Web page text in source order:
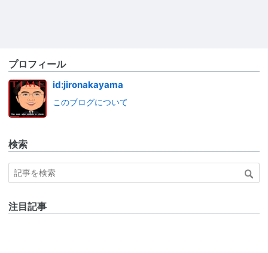
プロフィール
id:jironakayama
このブログについて
検索
注目記事